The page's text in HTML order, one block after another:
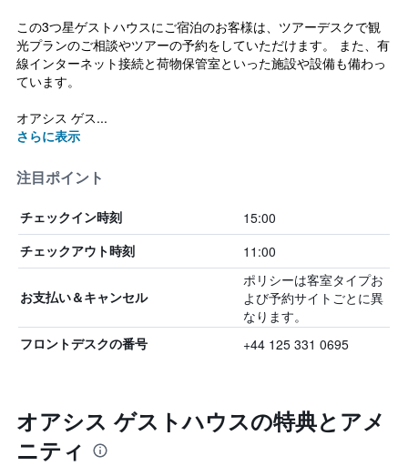
この3つ星ゲストハウスにご宿泊のお客様は、ツアーデスクで観
光プランのご相談やツアーの予約をしていただけます。 また、有
線インターネット接続と荷物保管室といった施設や設備も備わっ
ています。
オアシス ゲス...
さらに表示
注目ポイント
チェックイン時刻 15:00
チェックアウト時刻 11:00
お支払い＆キャンセル
ポリシーは客室タイプお
よび予約サイトごとに異
なります。
フロントデスクの番号 +44 125 331 0695
オアシス ゲストハウスの特典とアメ
ニティ